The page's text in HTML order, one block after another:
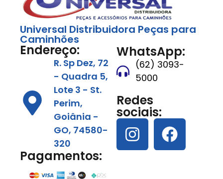
Universal Distribuidora Peças para
Caminhões
Endereço:
R. Sp Dez, 72
- Quadra 5,
Lote 3 - St.
Perim,
Goiânia -
GO, 74580-
320
Pagamentos:
WhatsApp:
(62) 3093-
5000
Redes
sociais: